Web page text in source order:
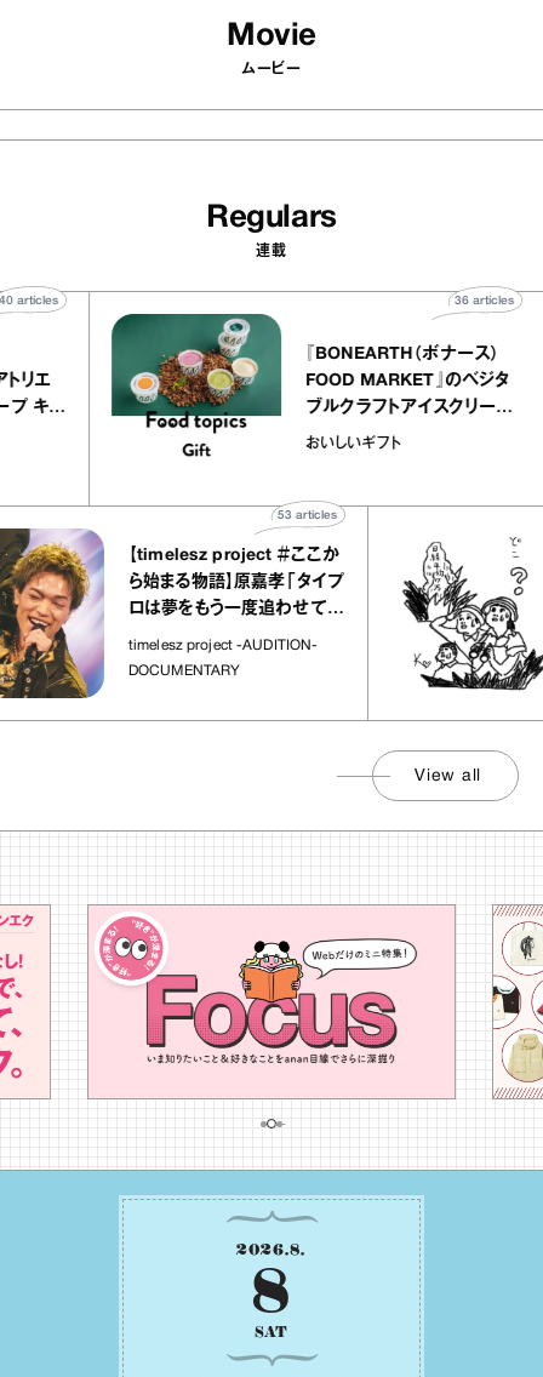
Movie
ムービー
Regulars
連載
ー アトリエ
レープ キャ
40articles
『BONEARTH（ボナース）
FOOD MARKET』のベジ
ブルクラフトアイスクリー
｜真野知子の「おいしい
おいしいギフト
36
【timelesz project ＃ここか
ら始まる物語】原嘉孝「タイプ
ロは夢をもう一度追わせてく
れた場所」
timelesz project -AUDITION-
DOCUMENTARY
articles
View all
2026.8.
8
SAT